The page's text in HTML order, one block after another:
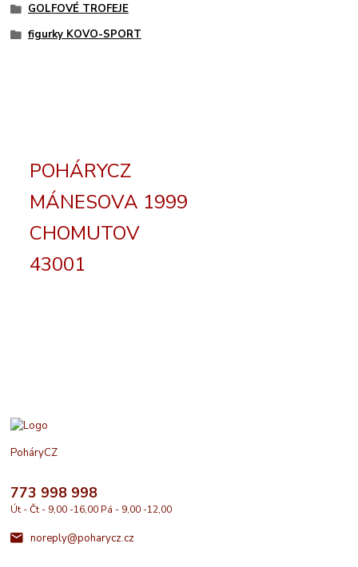
GOLFOVÉ TROFEJE
figurky KOVO-SPORT
POHÁRYCZ
MÁNESOVA 1999
CHOMUTOV
43001
PoháryCZ
773 998 998
Út - Čt - 9,00 -16,00 Pá - 9,00 -12,00
noreply@poharycz.cz